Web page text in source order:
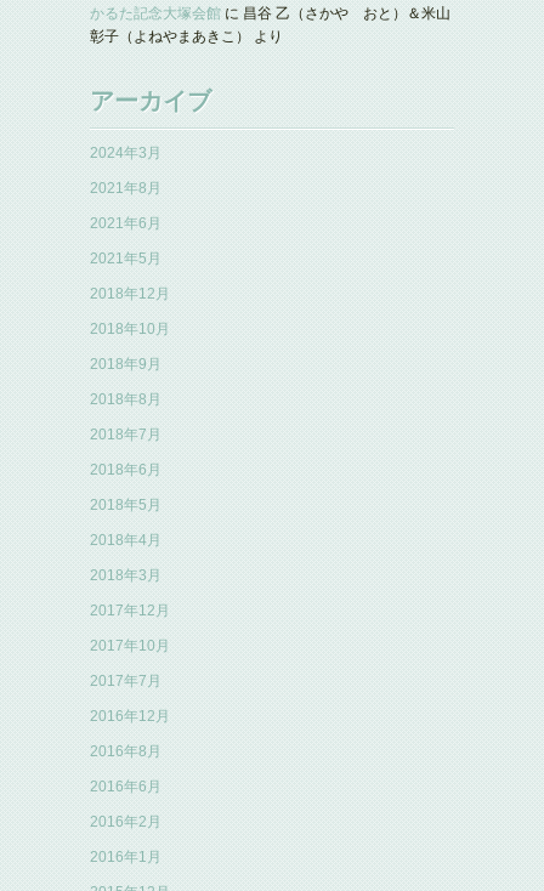
かるた記念大塚会館 に 昌谷 乙（さかや おと）＆米山
彰子（よねやまあきこ）
より
アーカイブ
2024年3月
2021年8月
2021年6月
2021年5月
2018年12月
2018年10月
2018年9月
2018年8月
2018年7月
2018年6月
2018年5月
2018年4月
2018年3月
2017年12月
2017年10月
2017年7月
2016年12月
2016年8月
2016年6月
2016年2月
2016年1月